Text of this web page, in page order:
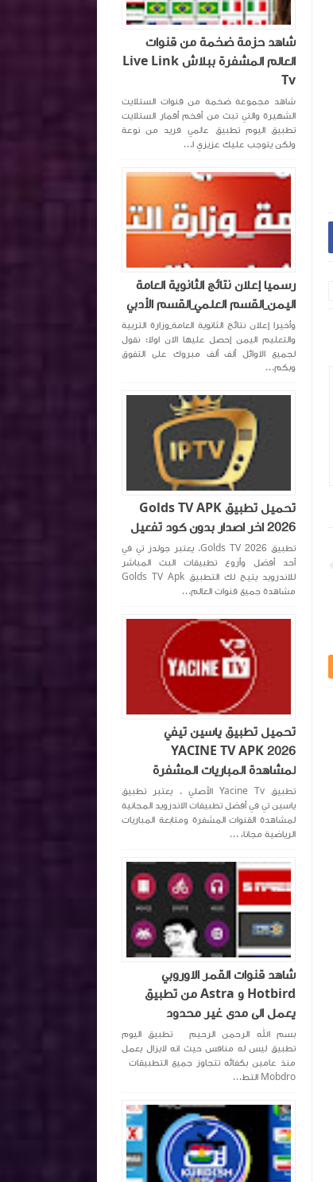
تحميل تطبيق AirMax TV APK اخر اصدار
مع كود تفعيل لمشاهدة جميع الـقنوات
مباشر
اكتشف واحترف منذ 3 سنة تقريبا
شاهد حزمة ضخمة من قنوات
العالم المشفرة ببلاش Live Link
Tv
شاهد مجموعة ضخمة من قنوات الستلايت
الشهيرة والتي تبث من أفخم أقمار الستلايت
تطبيق اليوم تطبيق عالمي فريد من نوعة
ولكن يتوجب عليك عزيزي ا...
رسميا إعلان نتائج الثانوية العامة
اليمن_القسم العلمي_القسم الأدبي
وأخيرا إعلان نتائج الثانوية العامة_وزارة التربية
والتعليم اليمن إحصل عليها الان اولا: نقول
لجميع الاوائل ألف ألف مبروك على التفوق
وبكم...
تحميل تطبيق Golds TV APK
2026 اخر اصدار بدون كود تفعيل
تطبيق Golds TV 2026. يعتبر جولدز تي في
أحد أفضل وأروع تطبيقات البث المباشر
للاندرويد يتيح لك التطبيق Golds TV Apk
مشاهدة جميع قنوات العالم...
تحميل تطبيق ياسين تيفي
YACINE TV APK 2026
لمشاهدة المباريات المشفرة
تطبيق Yacine Tv الأصلي . يعتبر تطبيق
ياسين تي في أفضل تطبيقات الاندرويد المجانية
لمشاهدة القنوات المشفرة ومتابعة المباريات
الرياضية مجانا، ...
شاهد قنوات القمر الاوروبي
Hotbird و Astra من تطبيق
يعمل الى مدى غير محدود
بسم الله الرحمن الرحيم تطبيق اليوم
تطبيق ليس له منافس حيث انه لايزال يعمل
منذ عامين بكفائه تتجاوز جميع التطبيقات
Mobdro التط...